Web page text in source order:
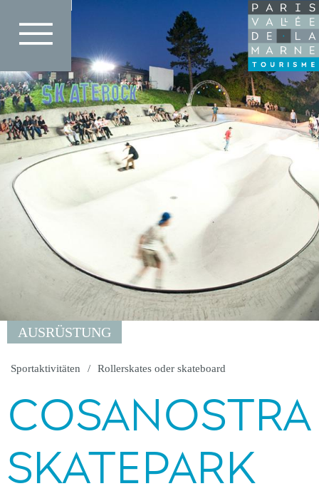
zum
Inhalt
AUSRÜSTUNG
Sportaktivitäten Rollerskates oder skateboard
COSANOSTRA
SKATEPARK